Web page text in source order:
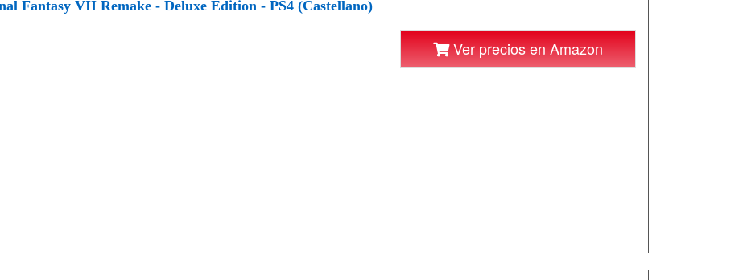
Fantasy VII Remake - Deluxe Edition - PS4 (Castellano)
Ver precios en Amazon